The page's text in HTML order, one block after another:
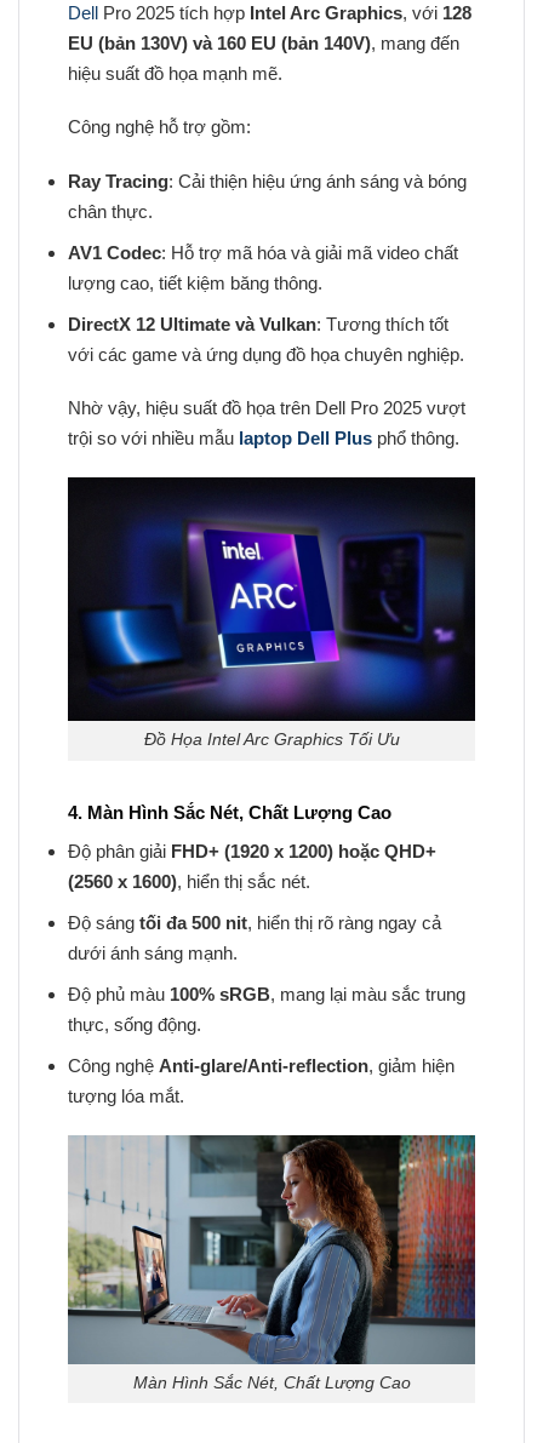
Dell Pro 2025 tích hợp Intel Arc Graphics, với 128
EU (bản 130V) và 160 EU (bản 140V), mang đến
hiệu suất đồ họa mạnh mẽ.
Công nghệ hỗ trợ gồm:
Ray Tracing: Cải thiện hiệu ứng ánh sáng và bóng
chân thực.
AV1 Codec: Hỗ trợ mã hóa và giải mã video chất
lượng cao, tiết kiệm băng thông.
DirectX 12 Ultimate và Vulkan: Tương thích tốt
với các game và ứng dụng đồ họa chuyên nghiệp.
Nhờ vậy, hiệu suất đồ họa trên Dell Pro 2025 vượt
trội so với nhiều mẫu laptop Dell Plus phổ thông.
Đồ Họa Intel Arc Graphics Tối Ưu
4. Màn Hình Sắc Nét, Chất Lượng Cao
Độ phân giải FHD+ (1920 x 1200) hoặc QHD+
(2560 x 1600), hiển thị sắc nét.
Độ sáng tối đa 500 nit, hiển thị rõ ràng ngay cả
dưới ánh sáng mạnh.
Độ phủ màu 100% sRGB, mang lại màu sắc trung
thực, sống động.
Công nghệ Anti-glare/Anti-reflection, giảm hiện
tượng lóa mắt.
Màn Hình Sắc Nét, Chất Lượng Cao